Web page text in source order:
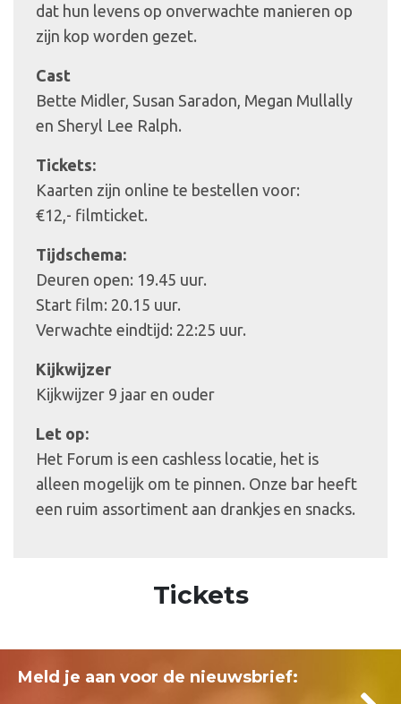
dat hun levens op onverwachte manieren op
zijn kop worden gezet.
Cast
Bette Midler, Susan Saradon, Megan Mullally
en Sheryl Lee Ralph.
Tickets:
Kaarten zijn online te bestellen voor:
€12,- filmticket.
Tijdschema:
Deuren open: 19.45 uur.
Start film: 20.15 uur.
Verwachte eindtijd: 22:25 uur.
Kijkwijzer
Kijkwijzer 9 jaar en ouder
Let op:
Het Forum is een cashless locatie, het is
alleen mogelijk om te pinnen. Onze bar heeft
een ruim assortiment aan drankjes en snacks.
Tickets
Meld je aan voor de nieuwsbrief: